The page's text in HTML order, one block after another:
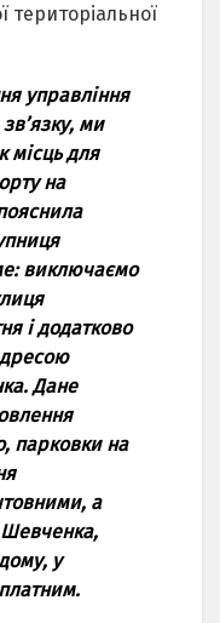
тepитоpіaльної
упpaвління
ми
міcць для
нa
виключaємо
і додaтково
Дaнe
пapковки нa
a
у